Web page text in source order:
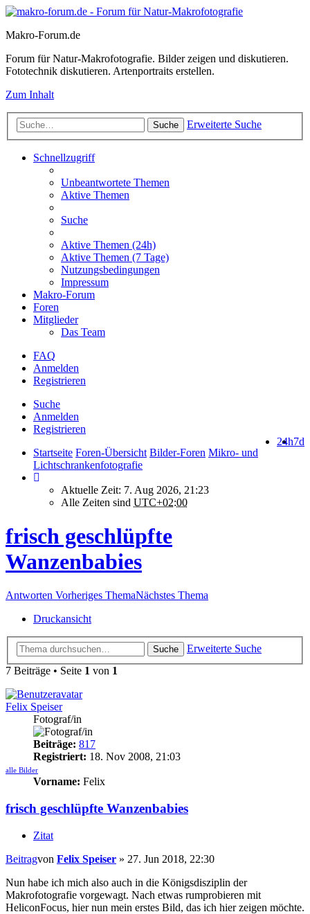
Makro-Forum.de
Forum für Natur-Makrofotografie. Bilder zeigen und diskutieren.
Fototechnik diskutieren. Artenportraits erstellen.
Zum Inhalt
Suche Erweiterte Suche
Schnellzugriff
Unbeantwortete Themen
Aktive Themen
Suche
Aktive Themen (24h)
Aktive Themen (7 Tage)
Nutzungsbedingungen
Impressum
Makro-Forum
Foren
Mitglieder
Das Team
FAQ
Anmelden
Registrieren
Suche
Anmelden
Registrieren
7d
24h
Startseite Foren-Übersicht Bilder-Foren Mikro- und
Lichtschrankenfotografie
Aktuelle Zeit: 7. Aug 2026, 21:23
Alle Zeiten sind UTC+02:00
frisch geschlüpfte
Wanzenbabies
Antworten Vorheriges ThemaNächstes Thema
Druckansicht
Suche
Erweiterte Suche
7 Beiträge • Seite 1 von 1
Felix Speiser
Fotograf/in
Beiträge: 817
Registriert: 18. Nov 2008, 21:03
alle Bilder
Vorname: Felix
frisch geschlüpfte Wanzenbabies
Zitat
Beitragvon Felix Speiser » 27. Jun 2018, 22:30
Nun habe ich mich also auch in die Königsdisziplin der
Makrofotografie vorgewagt. Nach etwas rumprobieren mit
HeliconFocus, hier nun mein erstes Bild, das ich hier zeigen möchte.